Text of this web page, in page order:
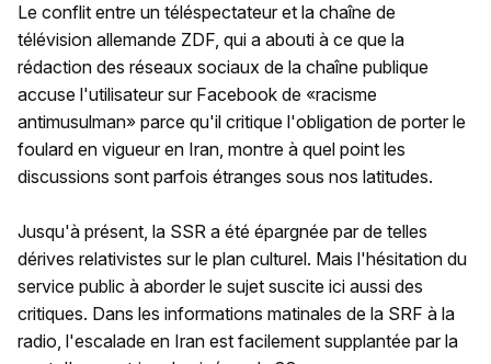
Le conflit entre un téléspectateur et la chaîne de
télévision allemande ZDF, qui a abouti à ce que la
rédaction des réseaux sociaux de la chaîne publique
accuse l'utilisateur sur Facebook de «racisme
antimusulman» parce qu'il critique l'obligation de porter le
foulard en vigueur en Iran, montre à quel point les
discussions sont parfois étranges sous nos latitudes.
Jusqu'à présent, la SSR a été épargnée par de telles
dérives relativistes sur le plan culturel. Mais l'hésitation du
service public à aborder le sujet suscite ici aussi des
critiques. Dans les informations matinales de la SRF à la
radio, l'escalade en Iran est facilement supplantée par la